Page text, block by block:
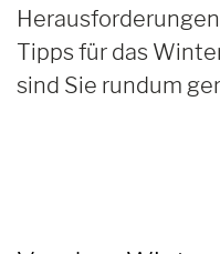
Tipps für das
sind Sie rundum